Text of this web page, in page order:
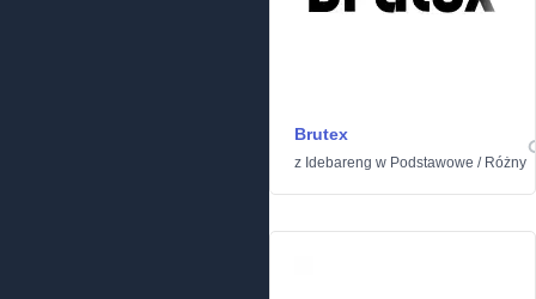
Brutex
z Idebareng w Podstawowe / Różny